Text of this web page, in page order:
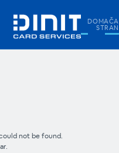
DOMAČA
STRAN
not be found.